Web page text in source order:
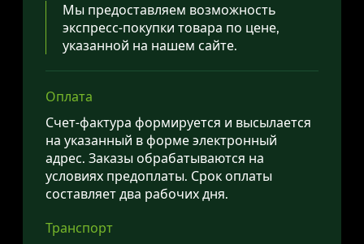
Мы предоставляем возможность
экспресс-покупки товара по цене,
указанной на нашем сайте.
Оплата
Счет-фактура формируется и высылается
на указанный в форме электронный
адрес. Заказы обрабатываются на
условиях предоплаты. Срок оплаты
составляет два рабочих дня.
Транспорт